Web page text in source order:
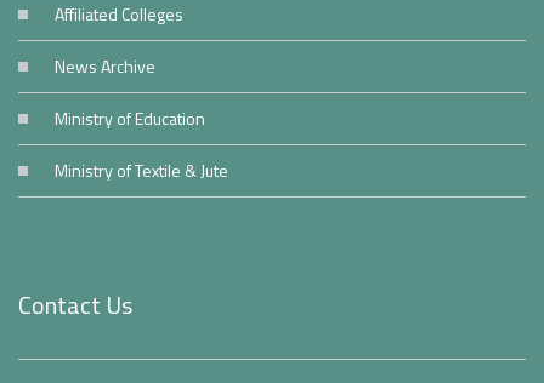
Affiliated Colleges
News Archive
Ministry of Education
Ministry of Textile & Jute
Contact Us